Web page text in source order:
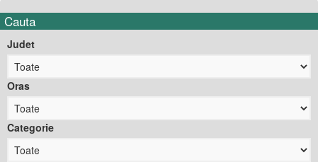
Cauta
Judet
Oras
Categorie